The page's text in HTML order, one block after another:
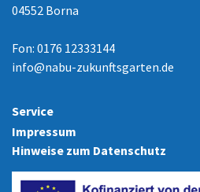
04552 Borna
Fon: 0176 12333144
info@nabu-zukunftsgarten.de
Service
Impressum
Hinweise zum Datenschutz